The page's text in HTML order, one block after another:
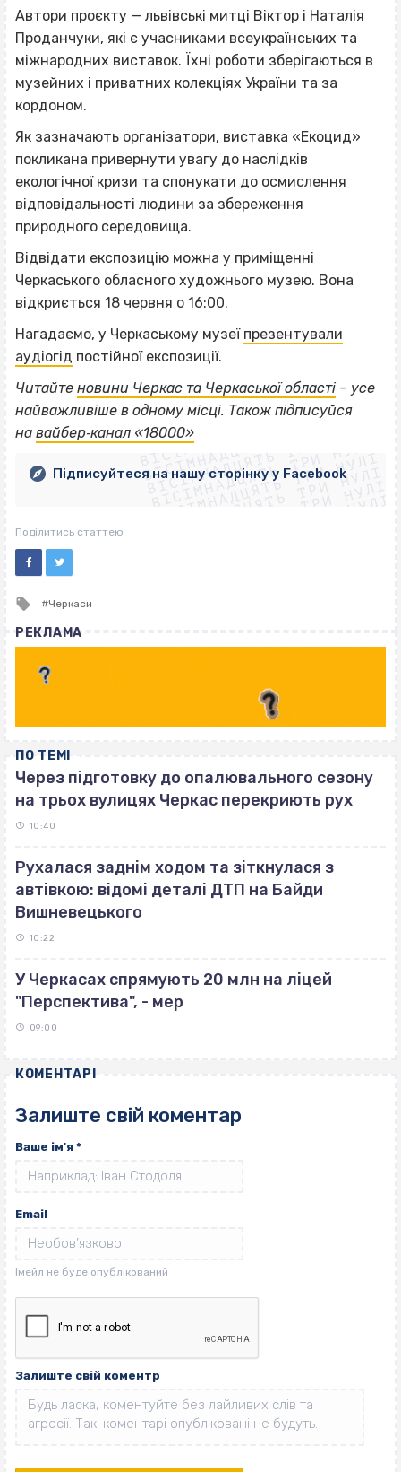
Автори проєкту — львівські митці Віктор і Наталія
Проданчуки, які є учасниками всеукраїнських та
міжнародних виставок. Їхні роботи зберігаються в
музейних і приватних колекціях України та за
кордоном.
Як зазначають організатори, виставка «Екоцид»
покликана привернути увагу до наслідків
екологічної кризи та спонукати до осмислення
відповідальності людини за збереження
природного середовища.
Відвідати експозицію можна у приміщенні
Черкаського обласного художнього музею. Вона
відкриється 18 червня о 16:00.
Нагадаємо, у Черкаському музеї презентували
аудіогід постійної експозиції.
Читайте новини Черкас та Черкаської області – усе
найважливіше в одному місці. Також підписуйся
на вайбер‐канал «18000»ВІСІМНАДЦЯТЬ ТРИ НУЛІ
ВІСІМНАДЦЯТЬ ТРИ НУЛІ
ВІСІМНАДЦЯТЬ ТРИ НУЛІ
ВІСІМНАДЦЯТЬ ТРИ НУЛІ
ВІСІМНАДЦЯТЬ ТРИ НУЛІ
ВІСІМНАДЦЯТЬ ТРИ НУЛІ
ВІСІМНАДЦЯТЬ ТРИ НУЛІ
ВІСІМНАДЦЯТЬ ТРИ НУЛІ
Підписуйтеся на нашу сторінку у Facebook
Поділитись статтею
Tagged
Черкаси
РЕКЛАМА
ПО ТЕМІ
Через підготовку до опалювального сезону
на трьох вулицях Черкас перекриють рух
10:40
Рухалася заднім ходом та зіткнулася з
автівкою: відомі деталі ДТП на Байди
Вишневецького
10:22
У Черкасах спрямують 20 млн на ліцей
"Перспектива", - мер
09:00
КОМЕНТАРІ
Залиште свій коментар
Ваше ім'я *
Email
Залиште свій коментр